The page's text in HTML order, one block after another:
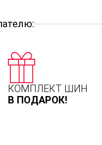
КОМПЛЕКТ ШИН
В ПОДАРОК!